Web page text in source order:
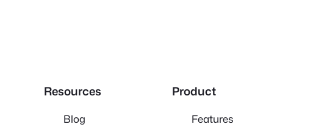
Resources
Blog
Product
Features